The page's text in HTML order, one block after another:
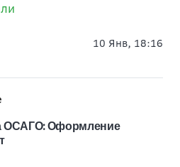
10 Янв, 18:16
ОСАГО: Оформление